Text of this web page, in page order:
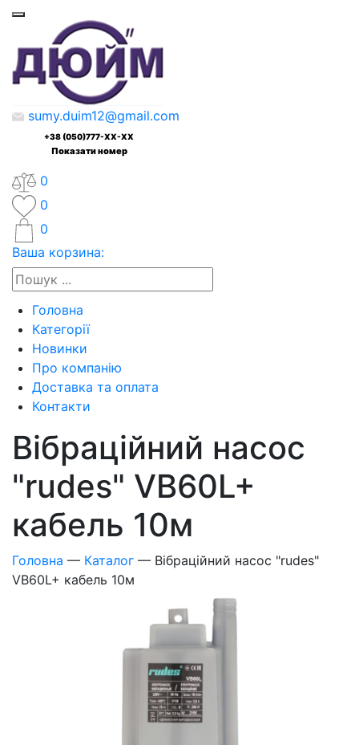
sumy.duim12@gmail.com
+38 (050)777-XX-XX
Показати номер
0
0
0
Ваша корзина:
Головна
Категорії
Новинки
Про компанію
Доставка та оплата
Контакти
Вібраційний насос
"rudes" VB60L+
кабель 10м
Головна — Каталог — Вібраційний насос "rudes"
VB60L+ кабель 10м